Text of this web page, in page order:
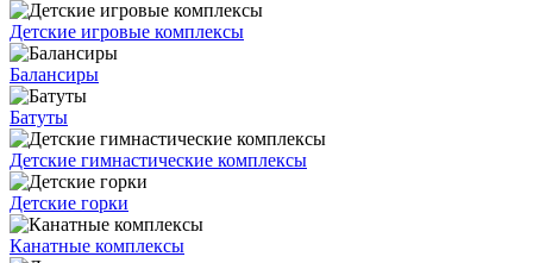
Детские игровые комплексы
Балансиры
Батуты
Детские гимнастические комплексы
Детские горки
Канатные комплексы